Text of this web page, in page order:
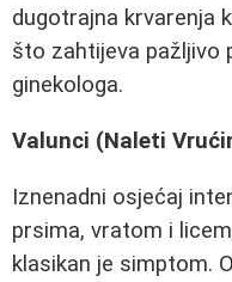
dugotrajna krvarenja
što zahtijeva pažljivo
ginekologa.
Valunci (Naleti
Iznenadni osjećaj
prsima, vratom i
klasikan je simptom.